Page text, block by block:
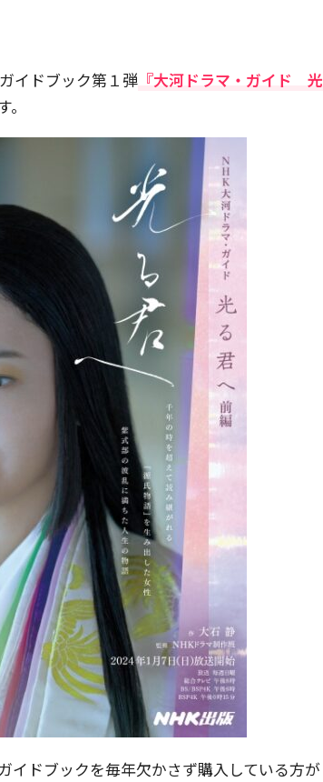
イドブック第１弾 『大河ドラマ・ガイド 光
イドブックを毎年欠かさず購入している方が